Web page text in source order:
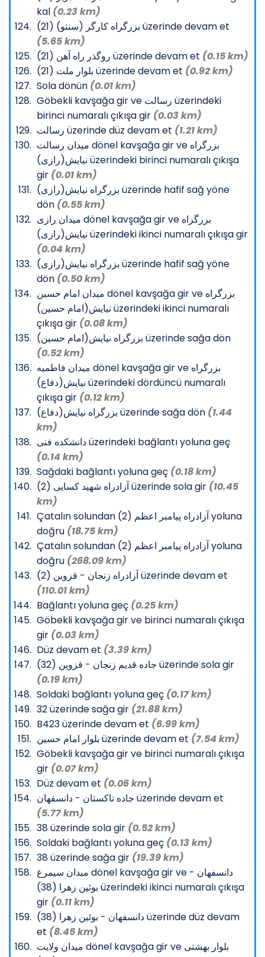
kal (0.23 km)
بزرگراه کارگر (سنتو) (21) üzerinde devam et
(5.65 km)
روگذر راه آهن (21) üzerinde devam et (0.15 km)
بلوار ملت (21) üzerinde devam et (0.92 km)
Sola dönün (0.01 km)
Göbekli kavşağa gir ve رسالت üzerindeki
birinci numaralı çıkışa gir (0.03 km)
رسالت üzerinde düz devam et (1.21 km)
میدان رسالت dönel kavşağa gir ve بزرگراه
نیایش(رازی) üzerindeki birinci numaralı çıkışa
gir (0.01 km)
بزرگراه نیایش(رازی) üzerinde hafif sağ yöne
dön (0.55 km)
میدان رازی dönel kavşağa gir ve بزرگراه
نیایش(رازی) üzerindeki ikinci numaralı çıkışa gir
(0.04 km)
بزرگراه نیایش(رازی) üzerinde hafif sağ yöne
dön (0.50 km)
میدان امام حسین dönel kavşağa gir ve بزرگراه
نیایش(امام حسین) üzerindeki ikinci numaralı
çıkışa gir (0.08 km)
بزرگراه نیایش(امام حسین) üzerinde sağa dön
(0.52 km)
میدان فاطمیه dönel kavşağa gir ve بزرگراه
نیایش(دفاع) üzerindeki dördüncü numaralı
çıkışa gir (0.12 km)
بزرگراه نیایش(دفاع) üzerinde sağa dön (1.44
km)
دانشکده فنی üzerindeki bağlantı yoluna geç
(0.14 km)
Sağdaki bağlantı yoluna geç (0.18 km)
آزادراه شهید کسایی (2) üzerinde sola gir (10.45
km)
Çatalın solundan آزادراه پیامبر اعظم (2) yoluna
doğru (18.75 km)
Çatalın solundan آزادراه پیامبر اعظم (2) yoluna
doğru (268.09 km)
آزادراه زنجان - قزوین (2) üzerinde devam et
(110.01 km)
Bağlantı yoluna geç (0.25 km)
Göbekli kavşağa gir ve birinci numaralı çıkışa
gir (0.03 km)
Düz devam et (3.39 km)
جاده قدیم زنجان - قزوین (32) üzerinde sola gir
(0.19 km)
Soldaki bağlantı yoluna geç (0.17 km)
32 üzerinde sağa gir (21.88 km)
B423 üzerinde devam et (6.99 km)
بلوار امام حسین üzerinde devam et (7.54 km)
Göbekli kavşağa gir ve birinci numaralı çıkışa
gir (0.07 km)
Düz devam et (0.06 km)
جاده تاکستان - دانسفهان üzerinde devam et
(5.77 km)
38 üzerinde sola gir (0.52 km)
Soldaki bağlantı yoluna geç (0.13 km)
38 üzerinde sağa gir (19.39 km)
میدان سیمرغ dönel kavşağa gir ve دانسفهان -
بوئین زهرا (38) üzerindeki ikinci numaralı çıkışa
gir (0.11 km)
دانسفهان - بوئین زهرا (38) üzerinde düz devam
et (8.45 km)
میدان ولایت dönel kavşağa gir ve بلوار بهشتی